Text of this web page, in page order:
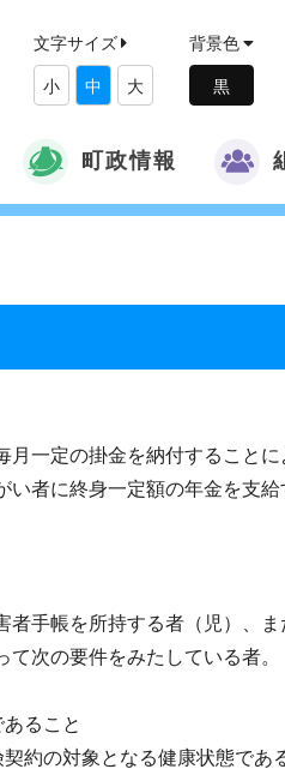
文字サイズ
小 中 大
背景色
町政情報
一定の掛金を納付すること
者に終身一定額の年金を支給
手帳を所持する者（児）、
次の要件をみたしている者。
ること
の対象となる健康状態であ